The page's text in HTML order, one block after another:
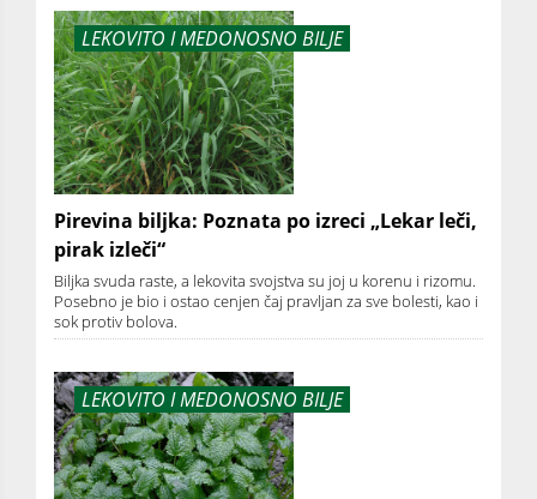
LEKOVITO I MEDONOSNO BILJE
Pirevina biljka: Poznata po izreci „Lekar leči,
pirak izleči“
Biljka svuda raste, a lekovita svojstva su joj u korenu i rizomu.
Posebno je bio i ostao cenjen čaj pravljan za sve bolesti, kao i
sok protiv bolova.
LEKOVITO I MEDONOSNO BILJE